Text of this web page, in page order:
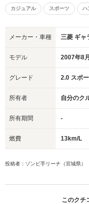
カジュアル スポーツ ハ
メーカー・車種 三菱 ギャ
モデル 2007年8
グレード 2.0 スポ
所有者 自分のク
所有期間 -
燃費 13km/L
投稿者：ゾンビ手リーチ（宮城県）
このクチ